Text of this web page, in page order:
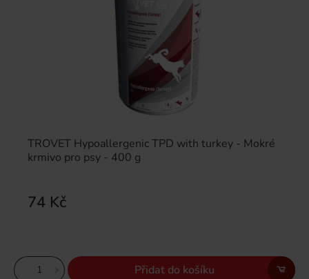
TROVET Hypoallergenic TPD with turkey - Mokré
krmivo pro psy - 400 g
74 Kč
Přidat do košíku